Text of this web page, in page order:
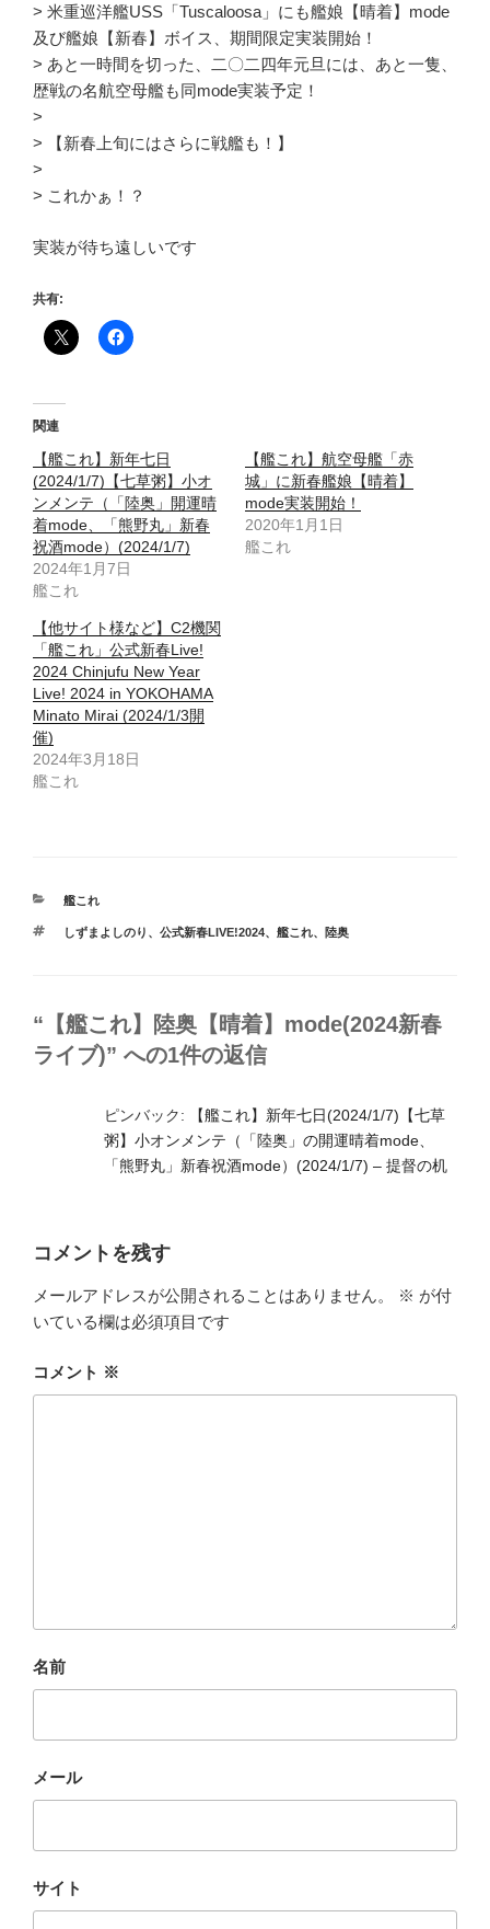
> 米重巡洋艦USS「Tuscaloosa」にも艦娘【晴着】mode
及び艦娘【新春】ボイス、期間限定実装開始！
> あと一時間を切った、二〇二四年元旦には、あと一隻、
歴戦の名航空母艦も同mode実装予定！
>
> 【新春上旬にはさらに戦艦も！】
>
> これかぁ！？
実装が待ち遠しいです
共有:
関連
【艦これ】新年七日
(2024/1/7)【七草粥】小オ
ンメンテ（「陸奥」開運晴
着mode、「熊野丸」新春
祝酒mode）(2024/1/7)
2024年1月7日
艦これ
【艦これ】航空母艦「赤
城」に新春艦娘【晴着】
mode実装開始！
2020年1月1日
艦これ
【他サイト様など】C2機関
「艦これ」公式新春Live!
2024 Chinjufu New Year
Live! 2024 in YOKOHAMA
Minato Mirai (2024/1/3開
催)
2024年3月18日
艦これ
カ
ゴ
艦これ
タしずまよしのり 、 公式新春LIVE!2024、 艦これ、 陸奥
“【艦これ】陸奥【晴着】mode(2024新春
ライブ)” への1件の返信
ピンバック:
【艦これ】新年七日(2024/1/7)【七草
粥】小オンメンテ（「陸奥」の開運晴着mode、
「熊野丸」新春祝酒mode）(2024/1/7) – 提督の机
コメントを残す
メールアドレスが公開されることはありません。 ※ が付
いている欄は必須項目です
コメント ※
名前
メール
サイト